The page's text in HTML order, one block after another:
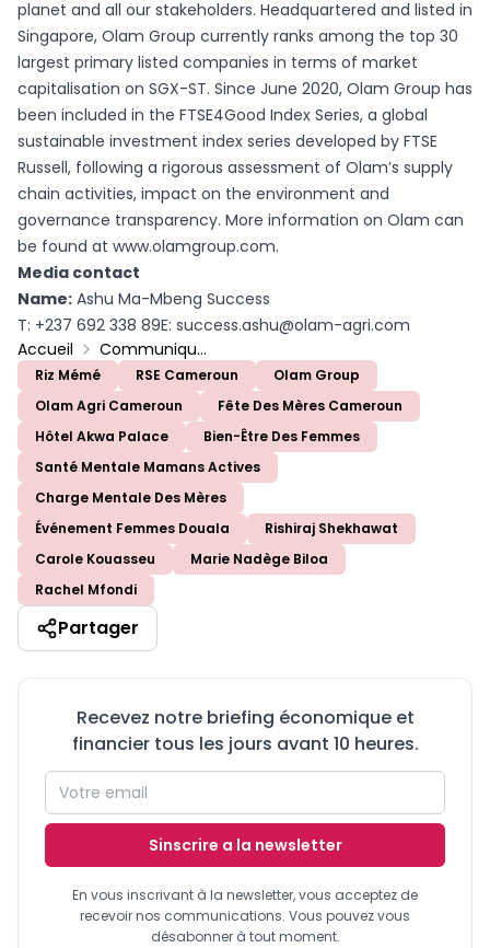
planet and all our stakeholders. Headquartered and listed in
Singapore, Olam Group currently ranks among the top 30
largest primary listed companies in terms of market
capitalisation on SGX-ST. Since June 2020, Olam Group has
been included in the FTSE4Good Index Series, a global
sustainable investment index series developed by FTSE
Russell, following a rigorous assessment of Olam’s supply
chain activities, impact on the environment and
governance transparency. More information on Olam can
be found at www.olamgroup.com.
Media contact
Name: Ashu Ma-Mbeng Success
T: +237 692 338 89E: success.ashu@olam-agri.com
Accueil
Communiqués
Riz Mémé RSE Cameroun
Olam Group
Olam Agri Cameroun
Fête Des Mères Cameroun
Hôtel Akwa Palace
Bien-Être Des Femmes
Santé Mentale Mamans Actives
Charge Mentale Des Mères
Événement Femmes Douala
Rishiraj Shekhawat
Carole Kouasseu
Marie Nadège Biloa
Rachel Mfondi
Partager
Recevez notre briefing économique et
financier tous les jours avant 10 heures.
Sinscrire a la newsletter
En vous inscrivant à la newsletter, vous acceptez de
recevoir nos communications. Vous pouvez vous
désabonner à tout moment.